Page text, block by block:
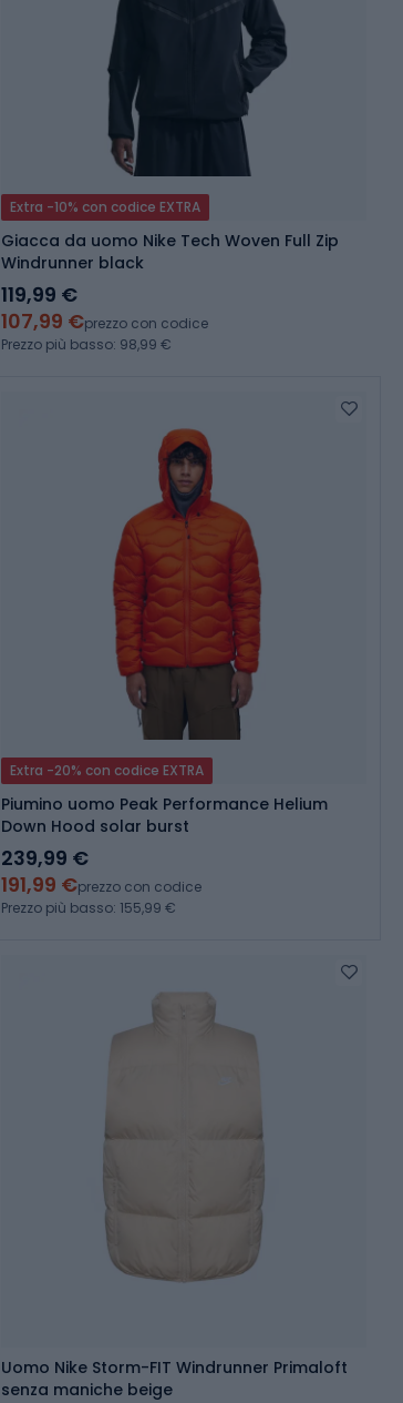
Extra -10% con codice EXTRA
Giacca da uomo Nike Tech Woven Full Zip
Windrunner black
119,99 €
107,99 €prezzo con codice
Prezzo più basso: 98,99 €
Extra -20% con codice EXTRA
Piumino uomo Peak Performance Helium
Down Hood solar burst
239,99 €
191,99 €prezzo con codice
Prezzo più basso: 155,99 €
Uomo Nike Storm-FIT Windrunner Primaloft
senza maniche beige